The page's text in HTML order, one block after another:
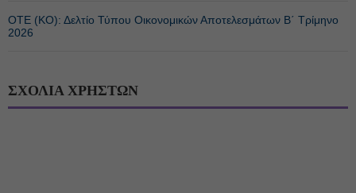
ΟΤΕ (ΚΟ): Δελτίο Τύπου Οικονομικών Αποτελεσμάτων Β΄ Τρίμηνο
2026
ΣΧΟΛΙΑ ΧΡΗΣΤΩΝ